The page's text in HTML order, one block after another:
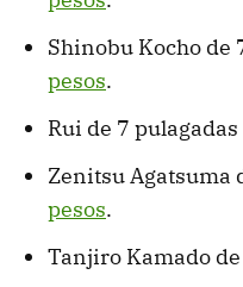
Shinobu Kocho de
pesos.
Rui de 7
Zenitsu Agatsuma
pesos.
Tanjiro Kamado